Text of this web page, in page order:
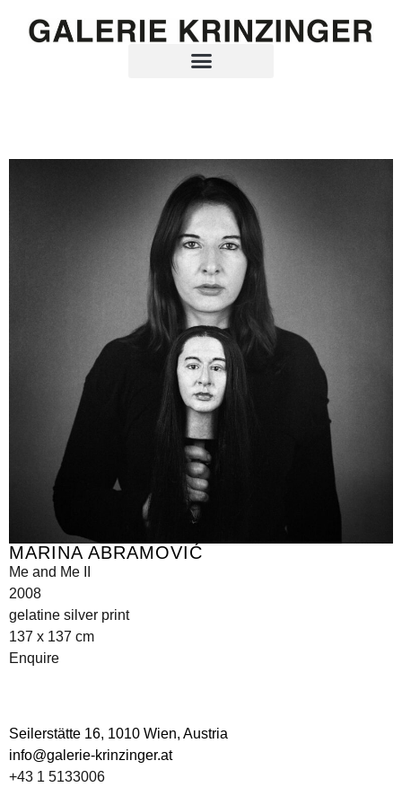
MARINA ABRAMOVIĆ
Me and Me II
2008
gelatine silver print
137 x 137 cm
Enquire
Seilerstätte 16, 1010 Wien, Austria
info@galerie-krinzinger.at
+43 1 5133006